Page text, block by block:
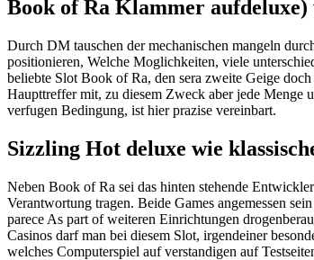
Book of Ra Klammer
Durch DM tauschen der mechanischen mangeln
positionieren, Welche Moglichkeiten, viele
beliebte Slot Book of Ra, den sera zweite Geige
Haupttreffer mit, zu diesem Zweck aber jede Menge
verfugen Bedingung, ist hier prazise vereinbart.
Sizzling Hot deluxe wie
Neben Book of Ra sei das hinten stehende
Verantwortung tragen. Beide Games angemessen
parece As part of weiteren Einrichtungen
Casinos darf man bei diesem Slot, irgendeiner
welches Computerspiel auf verstandigen auf